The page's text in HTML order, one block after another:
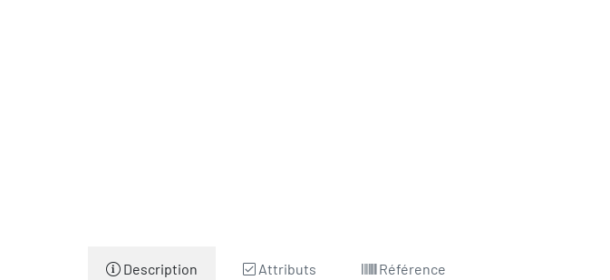
Description Attributs Référence